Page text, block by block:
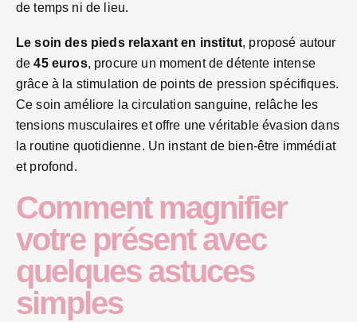
de temps ni de lieu.
Le soin des pieds relaxant en institut, proposé autour
de45 euros, procure un moment de détente intense
grâce à la stimulation de points de pression spécifiques.
Ce soin améliore la circulation sanguine, relâche les
tensions musculaires et offre une véritable évasion dans
la routine quotidienne. Un instant de bien-être immédiat
et profond.
Comment magnifier
votre présent avec
quelques astuces
simples